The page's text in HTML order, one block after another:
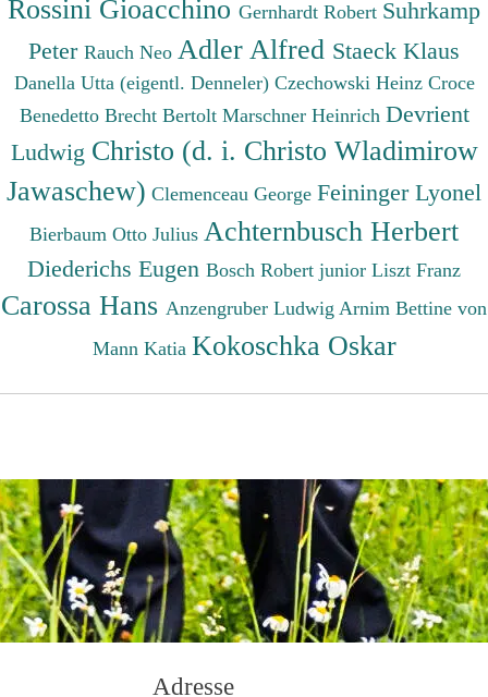
Rossini Gioacchino Gernhardt Robert Suhrkamp
Peter Rauch Neo Adler Alfred Staeck Klaus
Danella Utta (eigentl. Denneler) Czechowski Heinz Croce
Benedetto Brecht Bertolt Marschner Heinrich Devrient
Ludwig Christo (d. i. Christo Wladimirow
Jawaschew) Clemenceau George Feininger Lyonel
Bierbaum Otto Julius Achternbusch Herbert
Diederichs Eugen Bosch Robert junior Liszt Franz
Carossa Hans Anzengruber Ludwig Arnim Bettine von
Mann Katia Kokoschka Oskar
Adresse